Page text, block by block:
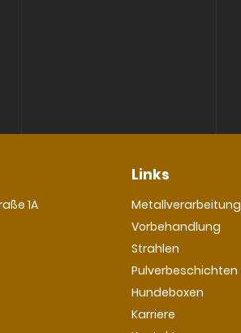
1A
Links
Navigation
überspringen
Metallverarbeitung
Vorbehandlung
Strahlen
Pulverbeschichten
Hundeboxen
Karriere